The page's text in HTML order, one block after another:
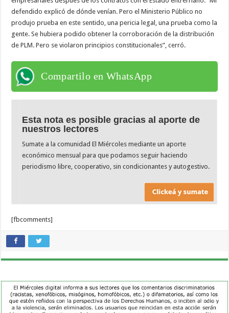
defendido explicó de dónde venían. Pero el Ministerio Público no
produjo prueba en este sentido, una pericia legal, una prueba como la
gente. Se hubiera podido obtener la corroboración de la distribución
de PLM. Pero se violaron principios constitucionales”, cerró.
Compartilo en WhatsApp
Esta nota es posible gracias al aporte de
nuestros lectores
Sumate a la comunidad El Miércoles mediante un aporte
económico mensual para que podamos seguir haciendo
periodismo libre, cooperativo, sin condicionantes y autogestivo.
[fbcomments]